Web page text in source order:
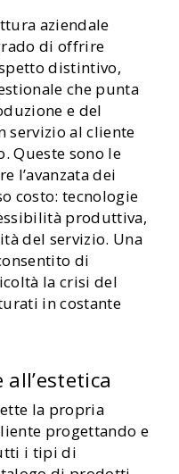
aziendale
di offrire
distintivo,
che punta
e del
servizio al cliente
Queste sono le
l’avanzata dei
costo: tecnologie
produttiva,
del servizio. Una
di
la crisi del
in costante
la propria
progettando e
i tipi di